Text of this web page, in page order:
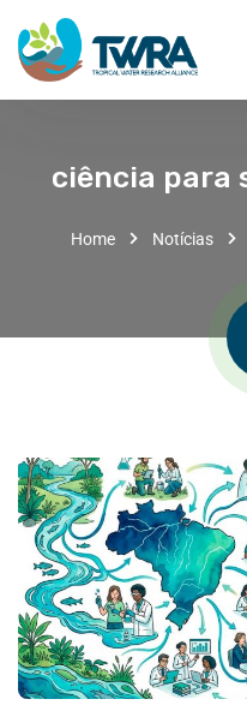
ciência para
Home Notícias